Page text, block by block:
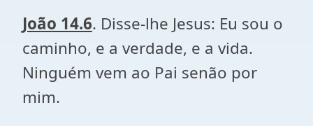
João 14.6. Disse-lhe Jesus: Eu sou o
caminho, e a verdade, e a vida.
Ninguém vem ao Pai senão por
mim.